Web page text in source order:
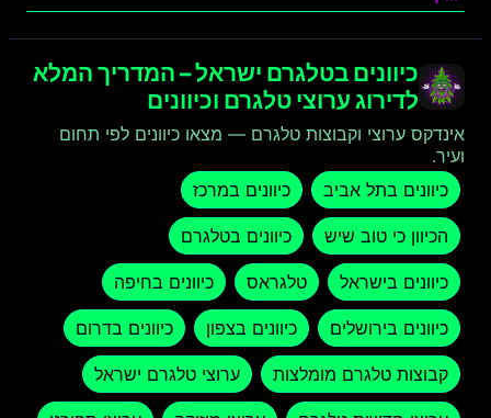
כיוונים בטלגרם ישראל – המדריך המלא
לדירוג ערוצי טלגרם וכיוונים
אינדקס ערוצי וקבוצות טלגרם — מצאו כיוונים לפי תחום
ועיר.
כיוונים בתל אביב
כיוונים במרכז
הכיוון כי טוב שיש כיוונים בטלגרם
כיוונים בישראל טלגראס כיוונים בחיפה
כיוונים בירושלים כיוונים בצפון כיוונים בדרום
קבוצות טלגרם מומלצות ערוצי טלגרם ישראל